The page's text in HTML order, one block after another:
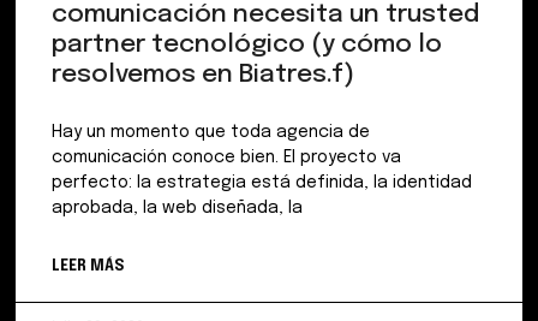
comunicación necesita un trusted
partner tecnológico (y cómo lo
resolvemos en Biatres.f)
Hay un momento que toda agencia de
comunicación conoce bien. El proyecto va
perfecto: la estrategia está definida, la identidad
aprobada, la web diseñada, la
LEER MÁS